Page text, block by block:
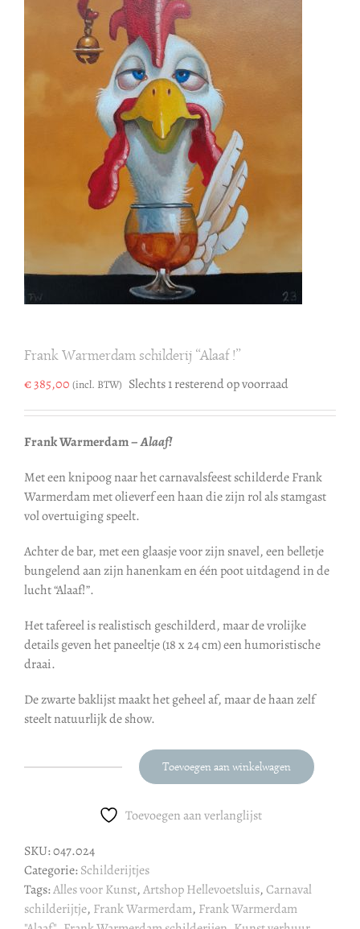
Frank Warmerdam schilderij “Alaaf !”
€385,00 (incl. BTW) Slechts 1 resterend op voorraad
Frank Warmerdam –Alaaf!
Met een knipoog naar het carnavalsfeest schilderde Frank
Warmerdam met olieverf een haan die zijn rol als stamgast
vol overtuiging speelt.
Achter de bar, met een glaasje voor zijn snavel, een belletje
bungelend aan zijn hanenkam en één poot uitdagend in de
lucht “Alaaf!”.
Het tafereel is realistisch geschilderd, maar de vrolijke
details geven het paneeltje (18 x 24 cm) een humoristische
draai.
De zwarte baklijst maakt het geheel af, maar de haan zelf
steelt natuurlijk de show.
schilderij
!"
aantal
Toevoegen aan winkelwagen
Toevoegen aan verlanglijst
SKU:047.024
Categorie:Schilderijtjes
Tags:Alles voor Kunst,Artshop Hellevoetsluis,Carnaval
schilderijtje, Frank Warmerdam, Frank Warmerdam